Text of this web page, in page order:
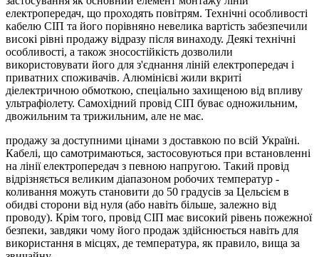
електропередач, що проходять повітрям. Технічні особливості
кабелю СІП та його порівняно невелика вартість забезпечили
високі рівні продажу відразу після винаходу. Деякі технічні
особливості, а також зносостійкість дозволили
використовувати його для з'єднання ліній електропередач і
приватних споживачів. Алюмінієві жили вкриті
діелектричною обмоткою, спеціально захищеною від впливу
ультрафіолету. Самохідний провід СІП буває одножильним,
двожильним та трижильним, але не має.
продажу за доступними цінами з доставкою по всій Україні.
Кабелі, що самотримаються, застосовуються при встановленні
на лінії електропередач з певною напругою. Такий провід
відрізняється великим діапазоном робочих температур -
коливання можуть становити до 50 градусів за Цельсієм в
обидві сторони від нуля (або навіть більше, залежно від
проводу). Крім того, провід СІП має високий рівень пожежної
безпеки, завдяки чому його продаж здійснюється навіть для
використання в місцях, де температура, як правило, вища за